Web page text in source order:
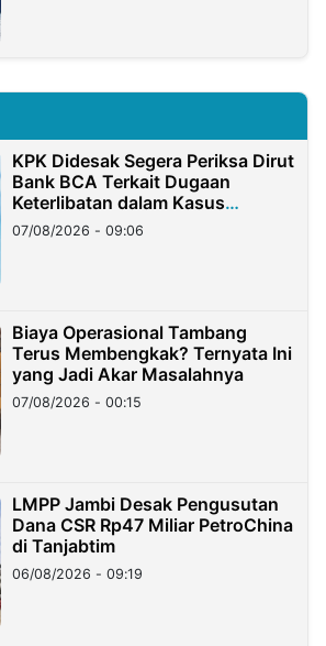
KPK Didesak Segera Periksa Dirut
Bank BCA Terkait Dugaan
Keterlibatan dalam Kasus
Hilangnya Dana Nasabah Rp2,58
Miliar
07/08/2026 - 09:06
Biaya Operasional Tambang
Terus Membengkak? Ternyata Ini
yang Jadi Akar Masalahnya
07/08/2026 - 00:15
LMPP Jambi Desak Pengusutan
Dana CSR Rp47 Miliar PetroChina
di Tanjabtim
06/08/2026 - 09:19